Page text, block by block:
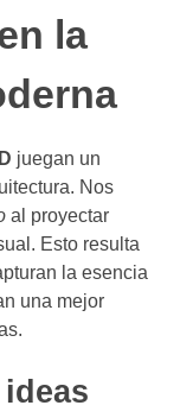
la
juegan un
Nos
al proyectar
Esto resulta
la esencia
una mejor